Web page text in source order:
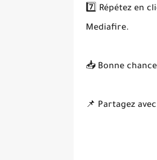
7️⃣ Répétez en
Mediafire.
📥 Bonne
📌 Partagez